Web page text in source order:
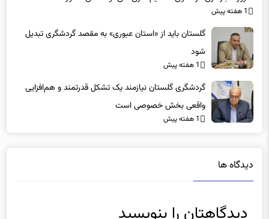
ضرورت بازنگری در الگوی تصمیم‌سازی‌های توسعه‌ای کشور
1 هفته پیش
گلستان باید از «استان عبوری» به مقصد گردشگری تبدیل
شود
1 هفته پیش
گردشگری گلستان نیازمند یک تشکل قدرتمند و هم‌افزایی
واقعی بخش خصوصی است
دیدگاه ها